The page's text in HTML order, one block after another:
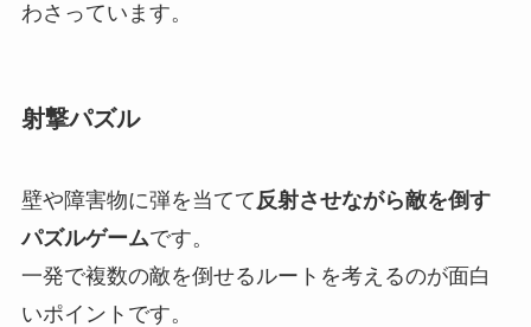
わさっています。
射撃パズル
壁や障害物に弾を当てて 反射させながら敵を倒す
パズルゲームです。
一発で複数の敵を倒せるルートを考えるのが面白
いポイントです。